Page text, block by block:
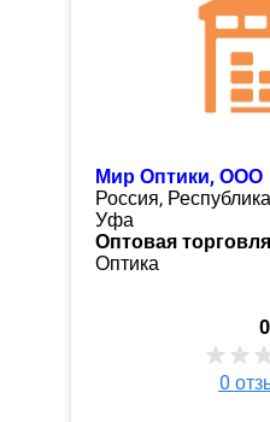
Мир Оптики, ООО
Россия,
Уфа
Оптовая торговля
Оптика
0
0